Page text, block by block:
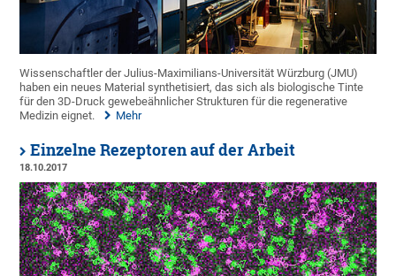
Wissenschaftler der Julius-Maximilians-Universität Würzburg (JMU)
haben ein neues Material synthetisiert, das sich als biologische Tinte
für den 3D-Druck gewebeähnlicher Strukturen für die regenerative
Medizin eignet.
Mehr
Einzelne Rezeptoren auf der Arbeit
18.10.2017